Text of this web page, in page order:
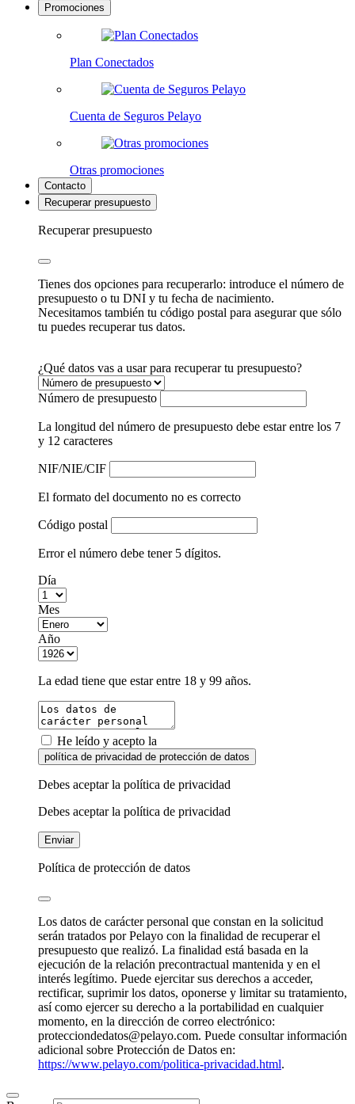
Promociones
Plan Conectados
Cuenta de Seguros Pelayo
Otras promociones
Contacto
Recuperar presupuesto
Recuperar presupuesto
Tienes dos opciones para recuperarlo: introduce el número de
presupuesto o tu DNI y tu fecha de nacimiento.
Necesitamos también tu código postal para asegurar que sólo
tu puedes recuperar tus datos.
¿Qué datos vas a usar para recuperar tu presupuesto?
Número de presupuesto
La longitud del número de presupuesto debe estar entre los 7
y 12 caracteres
NIF/NIE/CIF
El formato del documento no es correcto
Código postal
Error el número debe tener 5 dígitos.
Día
Mes
Año
La edad tiene que estar entre 18 y 99 años.
He leído y acepto la
política de privacidad de protección de datos
Debes aceptar la política de privacidad
Debes aceptar la política de privacidad
Enviar
Política de protección de datos
Los datos de carácter personal que constan en la solicitud
serán tratados por Pelayo con la finalidad de recuperar el
presupuesto que realizó. La finalidad está basada en la
ejecución de la relación precontractual mantenida y en el
interés legítimo. Puede ejercitar sus derechos a acceder,
rectificar, suprimir los datos, oponerse y limitar su tratamiento,
así como ejercer su derecho a la portabilidad en cualquier
momento, en la dirección de correo electrónico:
protecciondedatos@pelayo.com. Puede consultar información
adicional sobre Protección de Datos en:
https://www.pelayo.com/politica-privacidad.html.